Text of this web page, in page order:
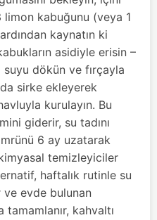
limon kabuğunu (veya 1
kaynatın ki
asidiyle erisin –
dökün ve fırçayla
sirke ekleyerek
kurulayın. Bu
giderir, su tadını
6 ay uzatarak
temizleyiciler
haftalık rutinle su
ve evde bulunan
kahvaltı